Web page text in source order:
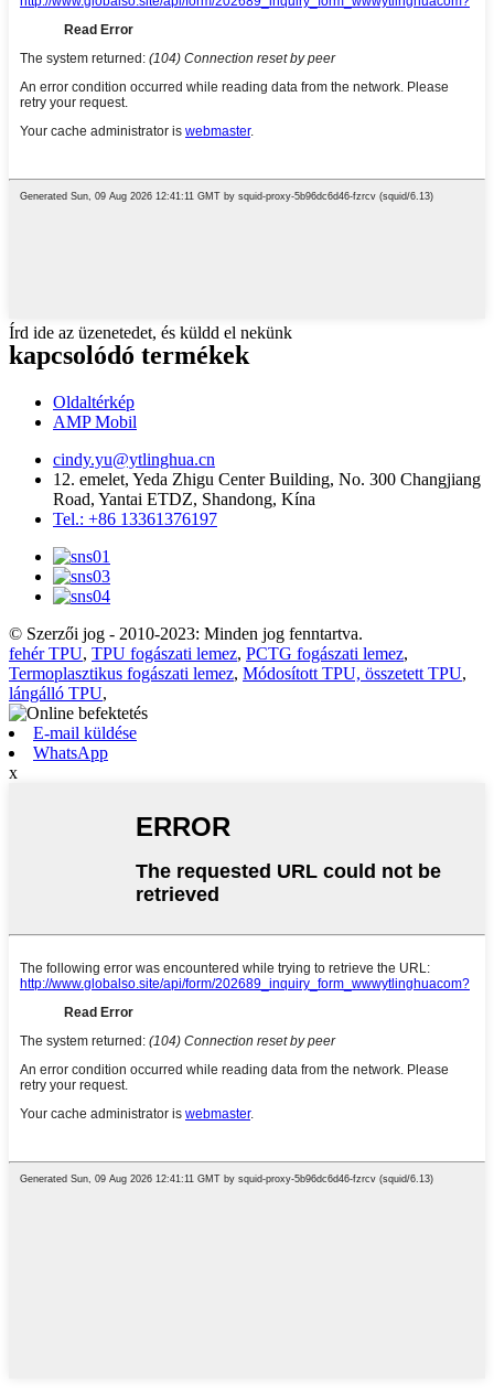
Írd ide az üzenetedet, és küldd el nekünk
kapcsolódó termékek
Oldaltérkép
AMP Mobil
cindy.yu@ytlinghua.cn
12. emelet, Yeda Zhigu Center Building, No. 300 Changjiang
Road, Yantai ETDZ, Shandong, Kína
Tel.: +86 13361376197
© Szerzői jog - 2010-2023: Minden jog fenntartva.
fehér TPU, TPU fogászati ​​lemez, PCTG fogászati ​​lemez,
Termoplasztikus fogászati ​​lemez, Módosított TPU, összetett TPU,
lángálló TPU,
E-mail küldése
WhatsApp
x